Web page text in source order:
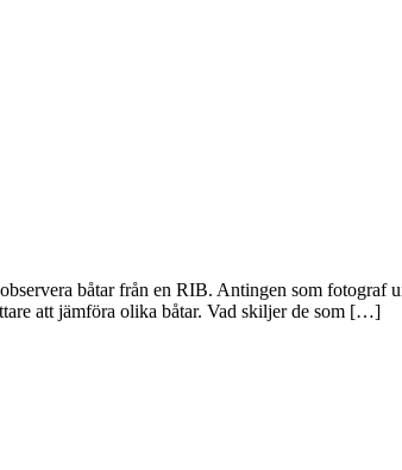
båtar från en RIB. Antingen som fotograf
att jämföra olika båtar. Vad skiljer de som […]